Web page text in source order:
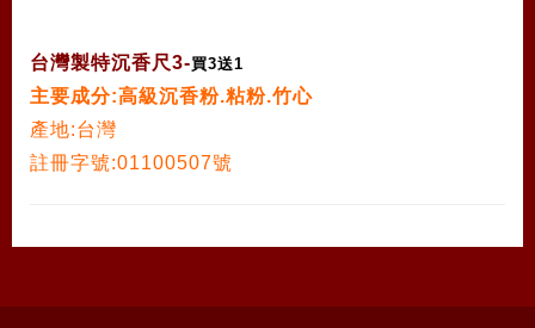
台灣製特沉香尺3-買3送1
主要成分:高級沉香粉.粘粉.竹心
產地:台灣
註冊字號:01100507號